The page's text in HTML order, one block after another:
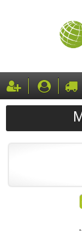
לקופה